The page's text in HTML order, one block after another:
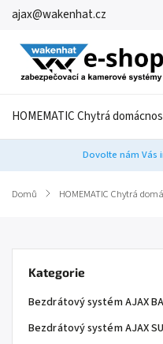
ajax@wakenhat.cz
HOMEMATIC Chytrá
Dovolte nám Vás
Domů / HOMEMATIC Chytrá
Kategorie
Bezdrátový systém AJAX
Bezdrátový systém AJAX